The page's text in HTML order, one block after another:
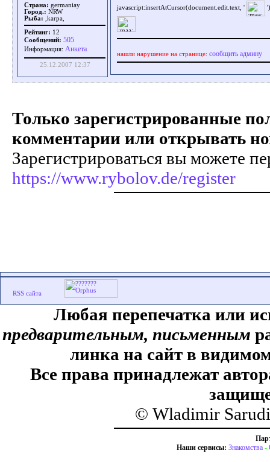
Страна: germaniay
Город.: NRW
Рыба: ,karpa,
Рейтинг: 12
Сообщений: 505
Информация: Aнкета
25.12.2007 12:37
javascript:insertAtCursor(document.edit.text, ' ')
нашли нарушение на странице: сообщить админу
Только зарегистрированные
комментарии или открывать
Зарегистрироваться вы можете
https://www.rybolov.de/register
Любая перепечатка или
предварительным, письменным
линка на сайт в
Все права принадлежат
© Wladimir
Наши сервисы: Знакомства -